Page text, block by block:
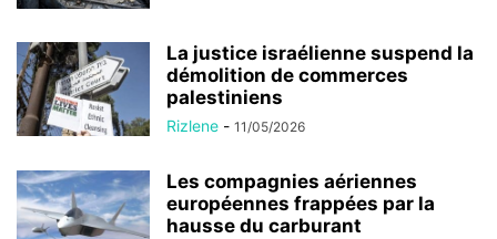
La justice israélienne suspend la
démolition de commerces
palestiniens
Rizlene - 11/05/2026
Les compagnies aériennes
européennes frappées par la
hausse du carburant